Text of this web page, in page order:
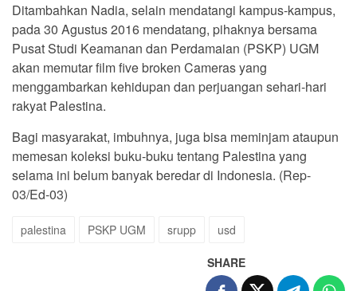
Ditambahkan Nadia, selain mendatangi kampus-kampus,
pada 30 Agustus 2016 mendatang, pihaknya bersama
Pusat Studi Keamanan dan Perdamaian (PSKP) UGM
akan memutar film five broken Cameras yang
menggambarkan kehidupan dan perjuangan sehari-hari
rakyat Palestina.
Bagi masyarakat, imbuhnya, juga bisa meminjam ataupun
memesan koleksi buku-buku tentang Palestina yang
selama ini belum banyak beredar di Indonesia. (Rep-
03/Ed-03)
palestina PSKP UGM srupp usd
SHARE